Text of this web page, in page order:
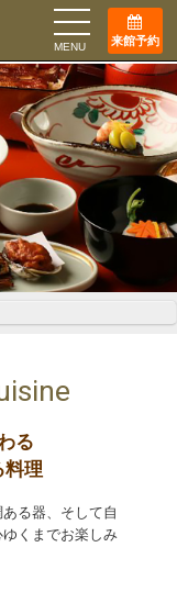
MENU 来館予約
る
料理
る器、そして自
くまでお楽しみ